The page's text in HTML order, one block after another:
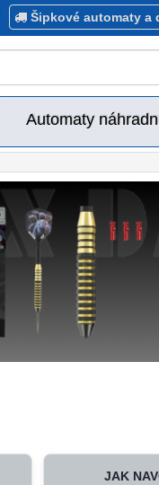
Šipkové automaty a
Automaty
JAK